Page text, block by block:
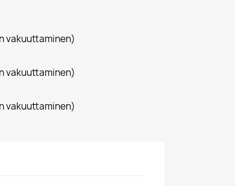
vakuuttaminen)
vakuuttaminen)
vakuuttaminen)